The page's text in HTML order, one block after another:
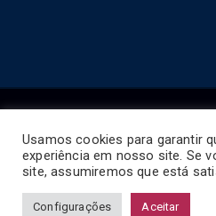
Copyright © 2026
Usamos cookies para garantir
experiência em nosso site. Se
site, assumiremos que está
Configurações Aceitar